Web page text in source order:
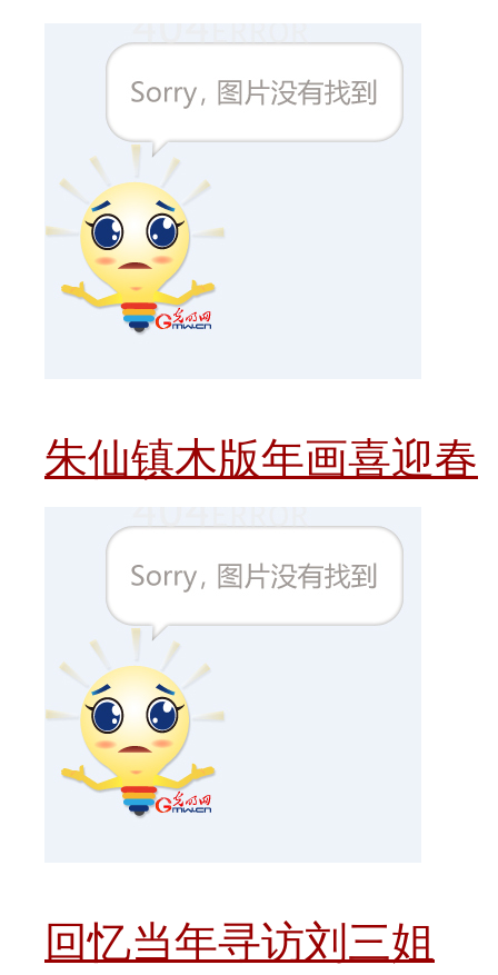
朱仙镇木版年画喜迎春
回忆当年寻访刘三姐